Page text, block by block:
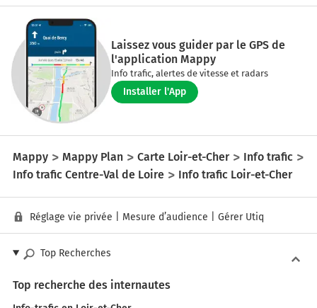
Laissez vous guider par le GPS de
l'application Mappy
Info trafic, alertes de vitesse et radars
Installer l'App
Mappy Mappy Plan Carte Loir-et-Cher
Info trafic
Info trafic Centre-Val de Loire
Info trafic Loir-et-Cher
Réglage vie privée Mesure d’audience Gérer Utiq
Top Recherches
Top recherche des internautes